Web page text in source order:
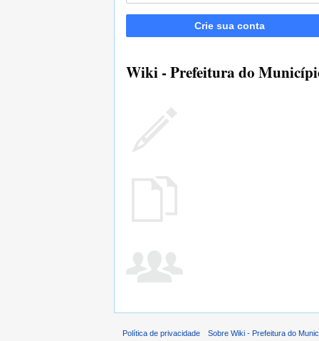
Crie sua conta
Wiki - Prefeitura do
Política de privacidade Sobre Wiki - Prefeitura do